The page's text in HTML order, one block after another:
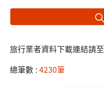
旅行業者資料下載連結請至
總筆數 :4230筆